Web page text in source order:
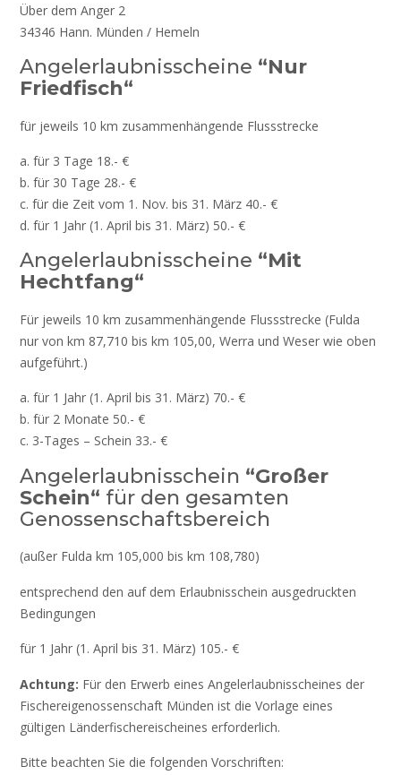
Über dem Anger 2
34346 Hann. Münden / Hemeln
Angelerlaubnisscheine “Nur
Friedfisch“
für jeweils 10 km zusammenhängende Flussstrecke
a. für 3 Tage 18.- €
b. für 30 Tage 28.- €
c. für die Zeit vom 1. Nov. bis 31. März 40.- €
d. für 1 Jahr (1. April bis 31. März) 50.- €
Angelerlaubnisscheine “Mit
Hechtfang“
Für jeweils 10 km zusammenhängende Flussstrecke (Fulda
nur von km 87,710 bis km 105,00, Werra und Weser wie oben
aufgeführt.)
a. für 1 Jahr (1. April bis 31. März) 70.- €
b. für 2 Monate 50.- €
c. 3-Tages – Schein 33.- €
Angelerlaubnisschein “Großer
Schein“ für den gesamten
Genossenschaftsbereich
(außer Fulda km 105,000 bis km 108,780)
entsprechend den auf dem Erlaubnisschein ausgedruckten
Bedingungen
für 1 Jahr (1. April bis 31. März) 105.- €
Achtung: Für den Erwerb eines Angelerlaubnisscheines der
Fischereigenossenschaft Münden ist die Vorlage eines
gültigen Länderfischereischeines erforderlich.
Bitte beachten Sie die folgenden Vorschriften: